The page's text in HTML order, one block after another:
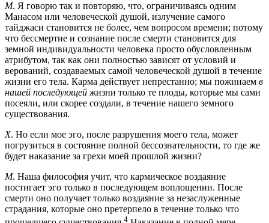
М. Я говорю так и повторяю, что, ограничиваясь одним
Манасом или человеческой душой, излучение самого
тайджаси становится не более, чем вопросом времени; потому
что бессмертие и сознание после смерти становится для
земной индивидуальности человека просто обусловленным
атрибутом, так как они полностью зависят от условий и
верований, создаваемых самой человеческой душой в течение
жизни его тела. Карма действует непрестанно; мы пожинаем в
нашей последующей жизни только те плоды, которые мы сами
посеяли, или скорее создали, в течение нашего земного
существования.
Х. Но если мое эго, после разрушения моего тела, может
погрузиться в состояние полной бессознательности, то где же
будет наказание за грехи моей прошлой жизни?
М. Наша философия учит, что кармическое воздаяние
постигает эго только в последующем воплощении. После
смерти оно получает только воздаяние за незаслуженные
страдания, которые оно претерпело в течение только что
4